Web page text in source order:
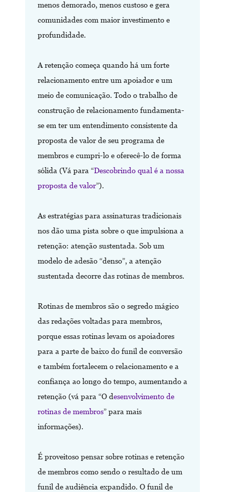
menos demorado, menos custoso e gera
comunidades com maior investimento e
profundidade.
A retenção começa quando há um forte
relacionamento entre um apoiador e um
meio de comunicação. Todo o trabalho de
construção de relacionamento fundamenta-
se em ter um entendimento consistente da
proposta de valor de seu programa de
membros e cumpri-lo e oferecê-lo de forma
sólida (Vá para “Descobrindo qual é a nossa
proposta de valor”).
As estratégias para assinaturas tradicionais
nos dão uma pista sobre o que impulsiona a
retenção: atenção sustentada. Sob um
modelo de adesão “denso”, a atenção
sustentada decorre das rotinas de membros.
Rotinas de membros são o segredo mágico
das redações voltadas para membros,
porque essas rotinas levam os apoiadores
para a parte de baixo do funil de conversão
e também fortalecem o relacionamento e a
confiança ao longo do tempo, aumentando a
retenção (vá para “O desenvolvimento de
rotinas de membros” para mais
informações).
É proveitoso pensar sobre rotinas e retenção
de membros como sendo o resultado de um
funil de audiência expandido. O funil de